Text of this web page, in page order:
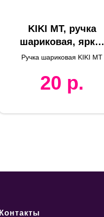
KIKI MT, ручка
шариковая, ярко-
желтый, пластик
Ручка шариковая KIKI MT
20 р.
Контакты